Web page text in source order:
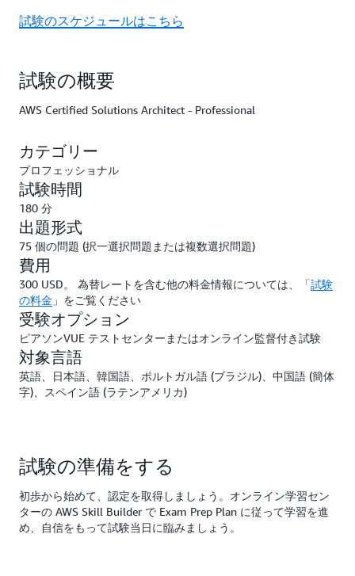
試験のスケジュールはこちら
試験の概要
AWS Certified Solutions Architect - Professional
カテゴリー
プロフェッショナル
試験時間
180 分
出題形式
75 個の問題 (択一選択問題または複数選択問題)
費用
300 USD。 為替レートを含む他の料金情報については、「試験
の料金 」をご覧ください
受験オプション
ピアソンVUE テストセンターまたはオンライン監督付き試験
対象言語
英語、日本語、韓国語、ポルトガル語 (ブラジル)、中国語 (簡体
字)、スペイン語 (ラテンアメリカ)
試験の準備をする
初歩から始めて、認定を取得しましょう。オンライン学習セン
ターの AWS Skill Builder で Exam Prep Plan に従って学習を進
め、自信をもって試験当日に臨みましょう。